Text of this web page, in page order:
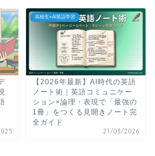
高校生×AI英語学習
【2026年最新】AI時代の英語
ノート術｜英語コミュニケー
ション×論理・表現で「最強の
1冊」をつくる見開きノート完
全ガイド
21/03/2026